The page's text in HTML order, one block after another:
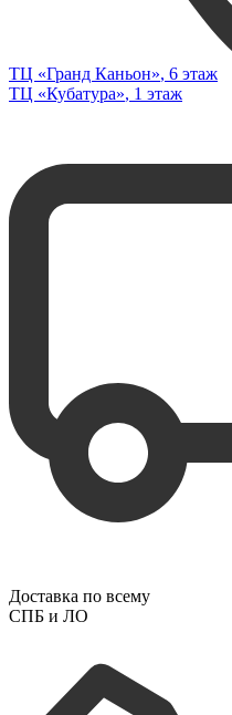
ТЦ «Гранд Каньон», 6 этаж
ТЦ «Кубатура», 1 этаж
Доставка по всему
СПБ и ЛО